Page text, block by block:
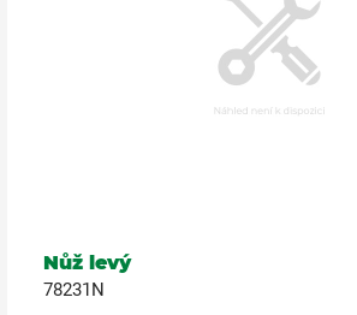
Nůž levý
78231N